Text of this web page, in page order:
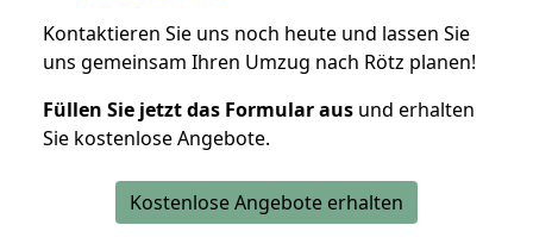
Kontaktieren Sie uns noch heute und lassen Sie
uns gemeinsam Ihren Umzug nach Rötz planen!
Füllen Sie jetzt das Formular aus und erhalten
Sie kostenlose Angebote.
Kostenlose Angebote erhalten